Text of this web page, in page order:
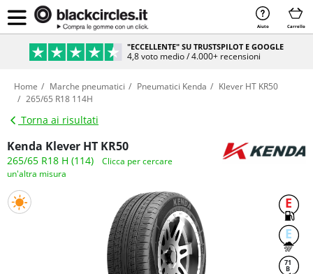
Aiuto Carrello
"ECCELLENTE" SU TRUSTSPILOT E GOOGLE
4,8 voto medio / 4.000+ recensioni
Home Marche pneumatici Pneumatici Kenda
Klever HT KR50
265/65 R18 114H
Torna ai risultati
Kenda Klever HT KR50
265/65 R18 H (114)
Clicca per cercare
un'altra misura
E
E
71
B